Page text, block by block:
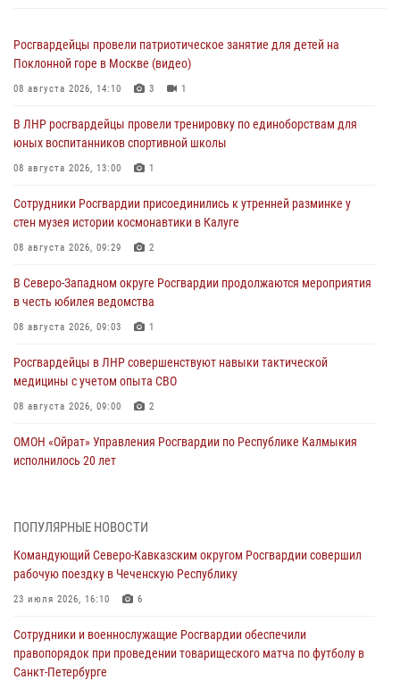
Росгвардейцы провели патриотическое занятие для детей на
Поклонной горе в Москве (видео)
08 августа 2026, 14:10 3 1
В ЛНР росгвардейцы провели тренировку по единоборствам для
юных воспитанников спортивной школы
08 августа 2026, 13:00 1
Сотрудники Росгвардии присоединились к утренней разминке у
стен музея истории космонавтики в Калуге
08 августа 2026, 09:29 2
В Северо-Западном округе Росгвардии продолжаются мероприятия
в честь юбилея ведомства
08 августа 2026, 09:03 1
Росгвардейцы в ЛНР совершенствуют навыки тактической
медицины с учетом опыта СВО
08 августа 2026, 09:00 2
ОМОН «Ойрат» Управления Росгвардии по Республике Калмыкия
исполнилось 20 лет
Военнослужащие Софринской бригады Росгвардии встретились с
дорогой к Победе в СВО» (видео)
08 августа 2026, 07:00
настольному теннису ко Дню физкультурника
08 августа 2026, 07:00
ПОПУЛЯРНЫЕ НОВОСТИ
Командующий Северо-Кавказским округом Росгвардии совершил
рабочую поездку в Чеченскую Республику
23 июля 2026, 16:10 6
Сотрудники и военнослужащие Росгвардии обеспечили
правопорядок при проведении товарищеского матча по футболу в
Санкт-Петербурге